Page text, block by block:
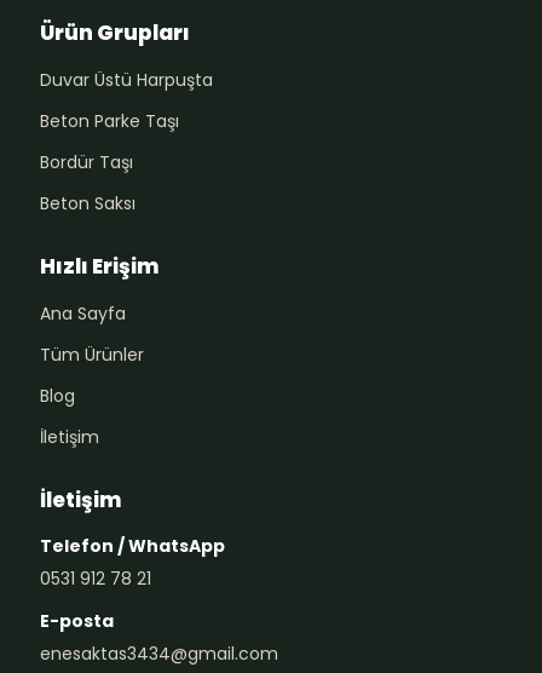
Ürün Grupları
Duvar Üstü Harpuşta
Beton Parke Taşı
Bordür Taşı
Beton Saksı
Hızlı Erişim
Ana Sayfa
Tüm Ürünler
Blog
İletişim
İletişim
Telefon / WhatsApp
0531 912 78 21
E-posta
enesaktas3434@gmail.com